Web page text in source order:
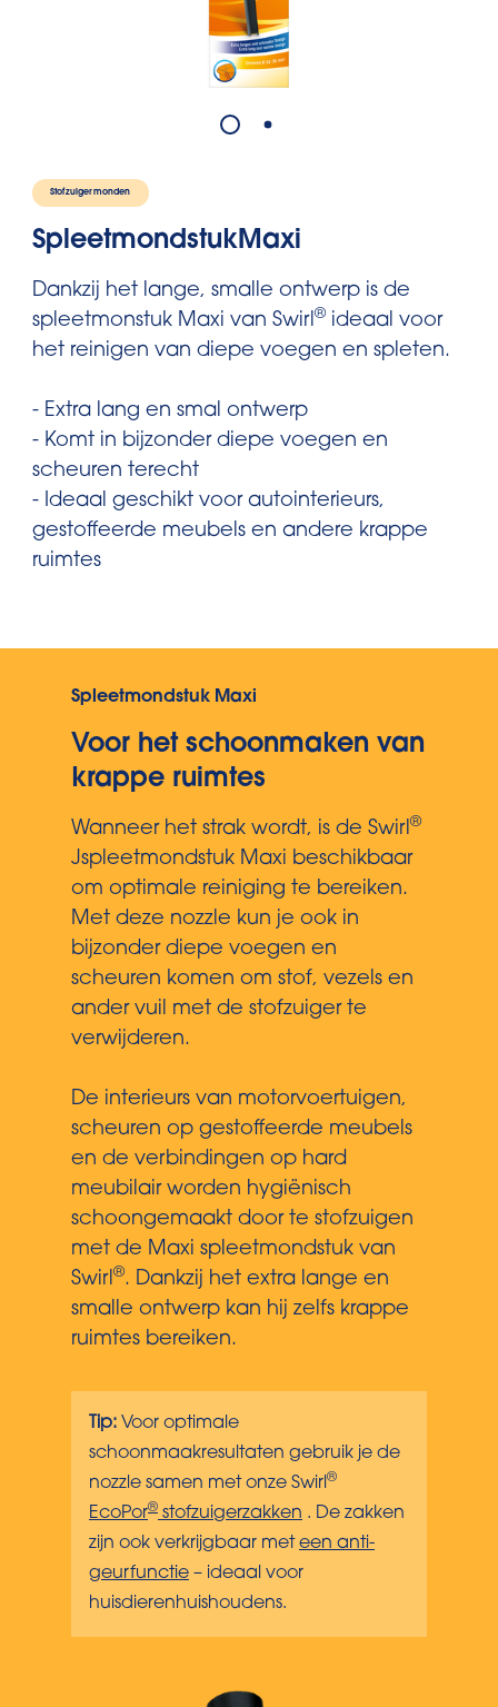
Stofzuigermonden
SpleetmondstukMaxi
Dankzij het lange, smalle ontwerp is de
spleetmonstuk Maxi van Swirl® ideaal voor
het reinigen van diepe voegen en spleten.
- Extra lang en smal ontwerp
- Komt in bijzonder diepe voegen en
scheuren terecht
- Ideaal geschikt voor autointerieurs,
gestoffeerde meubels en andere krappe
ruimtes
Spleetmondstuk Maxi
Voor het schoonmaken van
krappe ruimtes
Wanneer het strak wordt, is de Swirl®
Jspleetmondstuk Maxi beschikbaar
om optimale reiniging te bereiken.
Met deze nozzle kun je ook in
bijzonder diepe voegen en
scheuren komen om stof, vezels en
ander vuil met de stofzuiger te
verwijderen.
De interieurs van motorvoertuigen,
scheuren op gestoffeerde meubels
en de verbindingen op hard
meubilair worden hygiënisch
schoongemaakt door te stofzuigen
met de Maxi spleetmondstuk van
Swirl®. Dankzij het extra lange en
smalle ontwerp kan hij zelfs krappe
ruimtes bereiken.
Tip: Voor optimale
schoonmaakresultaten gebruik je de
nozzle samen met onze Swirl ®
EcoPor® stofzuigerzakken . De zakken
zijn ook verkrijgbaar meteen anti-
geurfunctie – ideaal voor
huisdierenhuishoudens.